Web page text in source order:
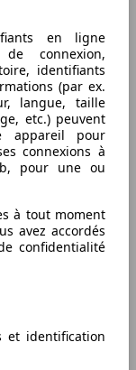
en ligne
connexion,
identifiants
(par ex.
langue, taille
etc.) peuvent
appareil pour
connexions à
pour une ou
à tout moment
avez accordés
confidentialité
et identification